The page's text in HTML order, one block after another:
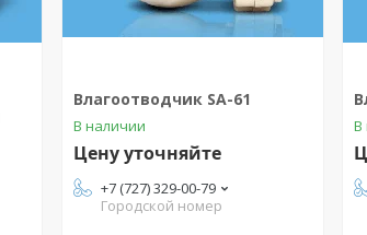
Влагоотводчик SA-61
В наличии
Цену уточняйте
+7 (727) 329-00-79
Городской номер
В